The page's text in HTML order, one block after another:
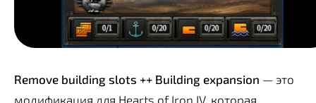
Remove building slots ++ Building expansion — это
модификация для Hearts of Iron IV, которая